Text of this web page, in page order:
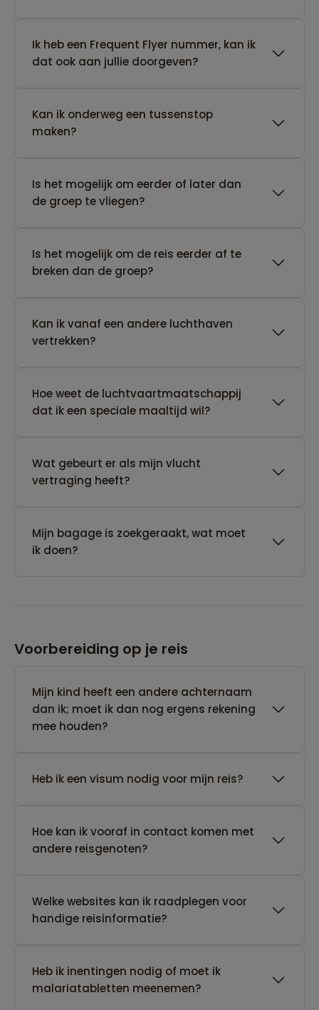
Ik heb een Frequent Flyer nummer, kan ik
dat ook aan jullie doorgeven?
Kan ik onderweg een tussenstop
maken?
Is het mogelijk om eerder of later dan
de groep te vliegen?
Is het mogelijk om de reis eerder af te
breken dan de groep?
Kan ik vanaf een andere luchthaven
vertrekken?
Hoe weet de luchtvaartmaatschappij
dat ik een speciale maaltijd wil?
Wat gebeurt er als mijn vlucht
vertraging heeft?
Mijn bagage is zoekgeraakt, wat moet
ik doen?
Voorbereiding op je reis
Mijn kind heeft een andere achternaam
dan ik; moet ik dan nog ergens rekening
mee houden?
Heb ik een visum nodig voor mijn reis?
Hoe kan ik vooraf in contact komen met
andere reisgenoten?
Welke websites kan ik raadplegen voor
handige reisinformatie?
Heb ik inentingen nodig of moet ik
malariatabletten meenemen?